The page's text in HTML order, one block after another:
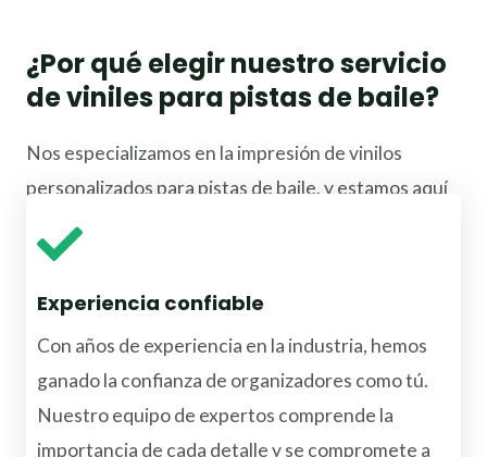
¿Por qué elegir nuestro servicio
de viniles para pistas de baile?
Nos especializamos en la impresión de vinilos
personalizados para pistas de baile, y estamos aquí
para convertir tu visión en realidad.
Experiencia confiable
Con años de experiencia en la industria, hemos
ganado la confianza de organizadores como tú.
Nuestro equipo de expertos comprende la
importancia de cada detalle y se compromete a